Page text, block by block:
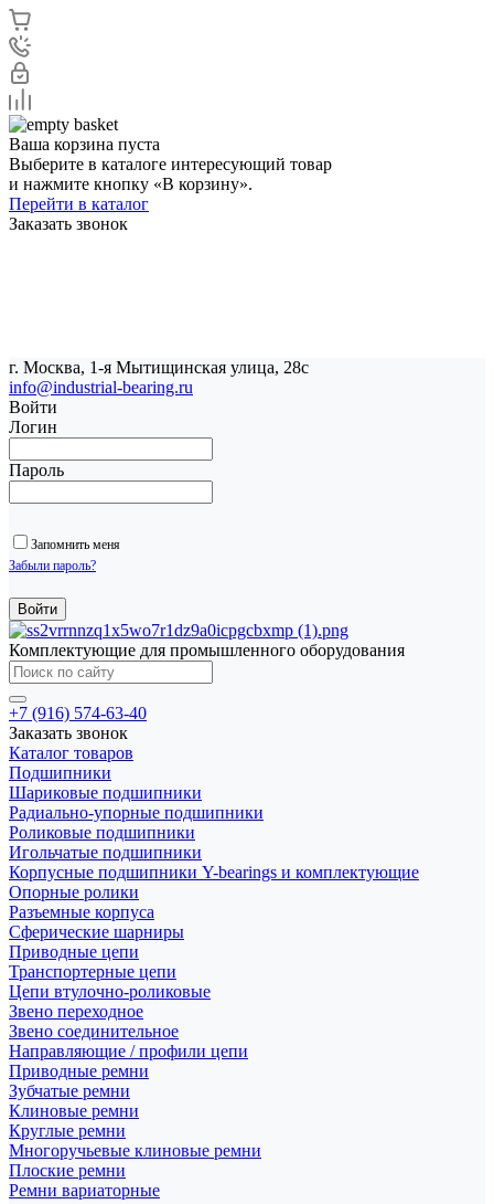
Ваша корзина пуста
Выберите в каталоге интересующий товар
и нажмите кнопку «В корзину».
Перейти в каталог
Заказать звонок
г. Москва, 1-я Мытищинская улица, 28с
info@industrial-bearing.ru
Войти
Логин
Пароль
Запомнить меня
Забыли пароль?
Комплектующие для промышленного оборудования
+7 (916) 574-63-40
Заказать звонок
Каталог товаров
Подшипники
Шариковые подшипники
Радиально-упорные подшипники
Роликовые подшипники
Игольчатые подшипники
Корпусные подшипники Y-bearings и комплектующие
Опорные ролики
Разъемные корпуса
Сферические шарниры
Приводные цепи
Транспортерные цепи
Цепи втулочно-роликовые
Звено переходное
Звено соединительное
Направляющие / профили цепи
Приводные ремни
Зубчатые ремни
Клиновые ремни
Круглые ремни
Многоручьевые клиновые ремни
Плоские ремни
Ремни вариаторные